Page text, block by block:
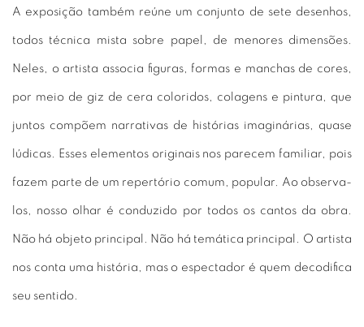
A exposição também reúne um conjunto de sete desenhos,
todos técnica mista sobre papel, de menores dimensões.
Neles, o artista associa figuras, formas e manchas de cores,
por meio de giz de cera coloridos, colagens e pintura, que
juntos compõem narrativas de histórias imaginárias, quase
lúdicas. Esses elementos originais nos parecem familiar, pois
fazem parte de um repertório comum, popular. Ao observa-
los, nosso olhar é conduzido por todos os cantos da obra.
Não há objeto principal. Não há temática principal. O artista
nos conta uma história, mas o espectador é quem decodifica
seu sentido.